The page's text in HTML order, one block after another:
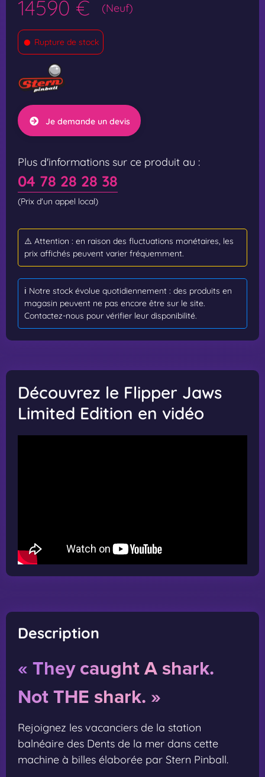
14590 € (Neuf)
• Rupture de stock
Je demande un devis
Plus d'informations sur ce produit au :
04 78 28 28 38
(Prix d'un appel local)
⚠️ Attention : en raison des fluctuations monétaires, les
prix affichés peuvent varier fréquemment.
ℹ️ Notre stock évolue quotidiennement : des produits en
magasin peuvent ne pas encore être sur le site.
Contactez-nous pour vérifier leur disponibilité.
Découvrez le Flipper Jaws
Limited Edition en vidéo
Description
« They caught A shark.
Not THE shark. »
Rejoignez les vacanciers de la station
balnéaire des Dents de la mer dans cette
machine à billes élaborée par Stern Pinball.